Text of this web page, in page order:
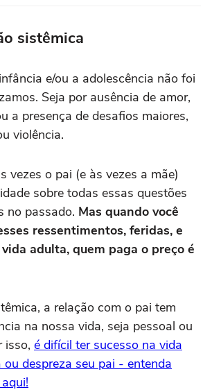
sistêmica
e/ou a adolescência não foi
Seja por ausência de amor,
a presença de desafios maiores,
violência.
vezes o pai (e às vezes a mãe)
sobre todas essas questões
no passado. Mas quando você
ressentimentos, feridas, e
adulta, quem paga o preço é
a relação com o pai tem
na nossa vida, seja pessoal ou
isso, é difícil ter sucesso na vida
despreza seu pai - entenda